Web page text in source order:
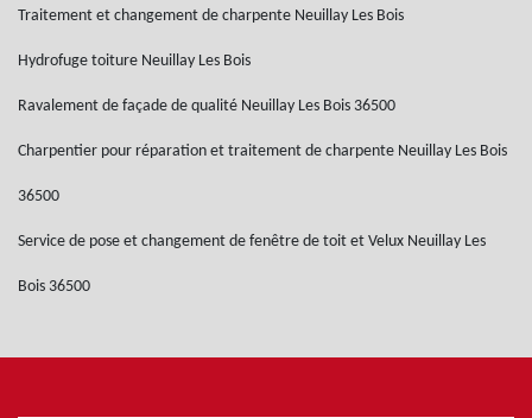
Traitement et changement de charpente Neuillay Les Bois
Hydrofuge toiture Neuillay Les Bois
Ravalement de façade de qualité Neuillay Les Bois 36500
Charpentier pour réparation et traitement de charpente Neuillay Les Bois
36500
Service de pose et changement de fenêtre de toit et Velux Neuillay Les
Bois 36500